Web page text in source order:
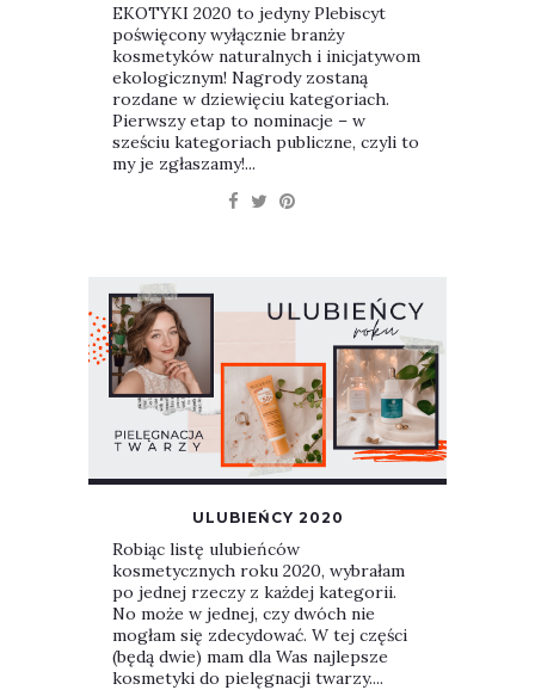
EKOTYKI 2020 to jedyny Plebiscyt
poświęcony wyłącznie branży
kosmetyków naturalnych i inicjatywom
ekologicznym! Nagrody zostaną
rozdane w dziewięciu kategoriach.
Pierwszy etap to nominacje – w
sześciu kategoriach publiczne, czyli to
my je zgłaszamy!...
ULUBIEŃCY 2020
Robiąc listę ulubieńców
kosmetycznych roku 2020, wybrałam
po jednej rzeczy z każdej kategorii.
No może w jednej, czy dwóch nie
mogłam się zdecydować. W tej części
(będą dwie) mam dla Was najlepsze
kosmetyki do pielęgnacji twarzy....